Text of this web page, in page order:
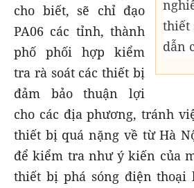
thiết
dẫn
cho biết, sẽ chỉ đạo
PA06 các tỉnh, thành
phố phối hợp kiểm
tra rà soát các thiết bị
đảm bảo thuận lợi
cho các địa phương, tránh
thiết bị quá nặng về từ Hà
để kiểm tra như ý kiến của
thiết bị phá sóng điện thoại